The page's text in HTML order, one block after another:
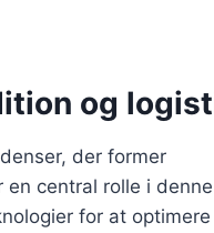
og
der former
central rolle i denne
for at optimere